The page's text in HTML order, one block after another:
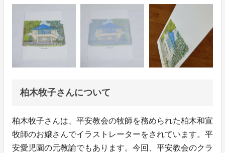
柏木牧子さんについて
柏木牧子さんは、平安教会の牧師を務められた柏木和宣
牧師のお嬢さんでイラストレーターをされています。平
安愛児園の元教諭でもあります。今回、平安教会のクラ